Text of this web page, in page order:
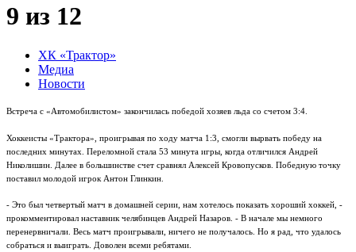
9 из 12
ХК «Трактор»
Медиа
Новости
Встреча с «Автомобилистом» закончилась победой хозяев льда со счетом 3:4.
Хоккеисты «Трактора», проигрывая по ходу матча 1:3, смогли вырвать победу на
последних минутах. Переломной стала 53 минута игры, когда отличился Андрей
Николишин. Далее в большинстве счет сравнял Алексей Кровопусков. Победную точку
поставил молодой игрок Антон Глинкин.
- Это был четвертый матч в домашней серии, нам хотелось показать хороший хоккей, -
прокомментировал наставник челябинцев Андрей Назаров. - В начале мы немного
перенервничали. Весь матч проигрывали, ничего не получалось. Но я рад, что удалось
собраться и выиграть. Доволен всеми ребятами.